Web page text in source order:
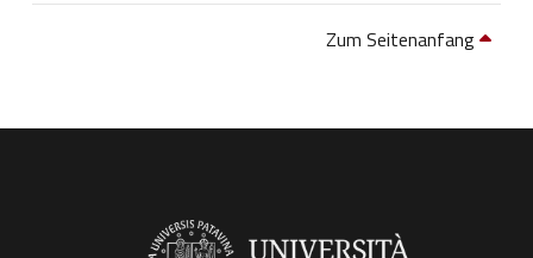
Zum Seitenanfang